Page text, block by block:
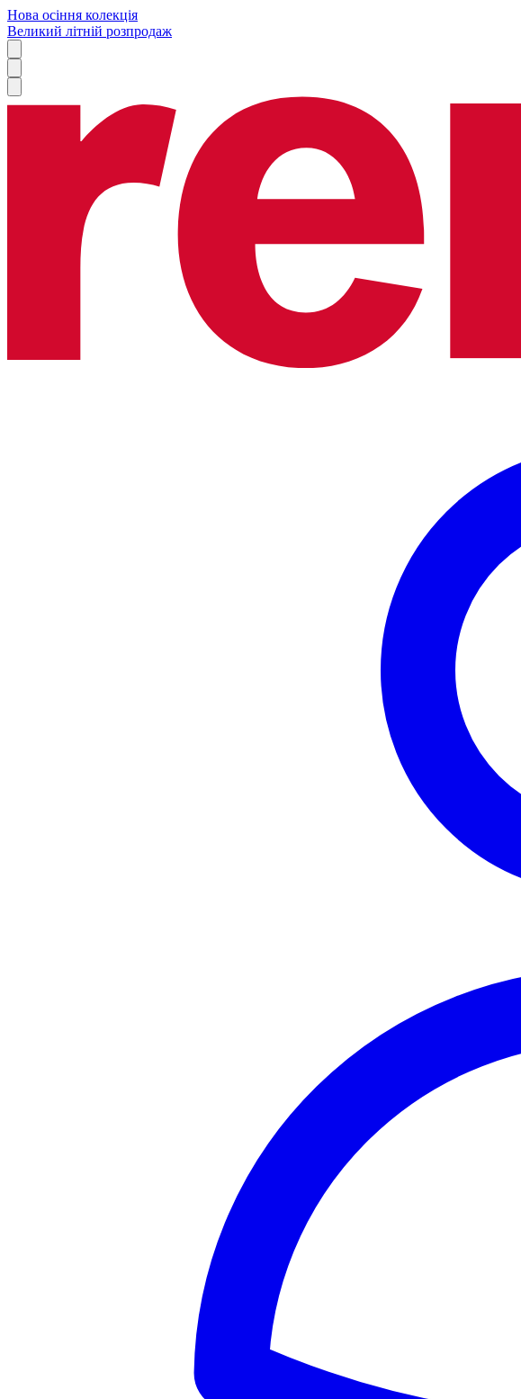
Нова осіння колекція
Великий літній розпродаж